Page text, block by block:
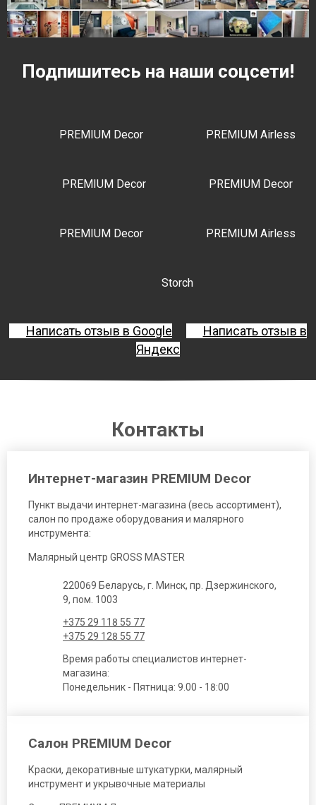
Подпишитесь на наши соцсети!
PREMIUM Decor PREMIUM Airless
PREMIUM Decor PREMIUM Decor
PREMIUM Decor PREMIUM Airless
Storch
Написать отзыв в Google
Написать отзыв в
Яндекс
Контакты
Интернет-магазин PREMIUM Decor
Пункт выдачи интернет-магазина (весь ассортимент),
салон по продаже оборудования и малярного
инструмента:
Малярный центр GROSS MASTER
220069 Беларусь, г. Минск, пр. Дзержинского,
9, пом. 1003
+375 29 118 55 77
+375 29 128 55 77
Время работы специалистов интернет-
магазина:
Понедельник - Пятница: 9.00 - 18:00
Салон PREMIUM Decor
Краски, декоративные штукатурки, малярный
инструмент и укрывочные материалы